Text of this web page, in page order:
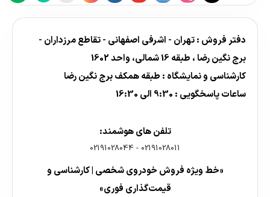
دفتر فروش : تهران - اشرفی اصفهانی - تقاطع مرزداران -
برج نگین رضا ، طبقه 16 شمالی، واحد 1602
کارشناسی و نمایشگاه : طبقه همکف برج نگین رضا
ساعات پاسخگویی : 9:30 الی 16:30
تلفن های هوشمند:
02191028011
-
02191028044
«خط ویژه فروش خودروی شخصی | کارشناسی و
قیمت‌گذاری فوری»